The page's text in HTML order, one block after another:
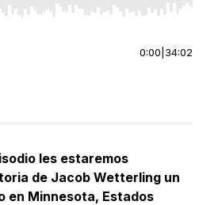
Right to seek, Home/End to jump to
0:00 34:02
les estaremos
de Jacob Wetterling un
en Minnesota, Estados